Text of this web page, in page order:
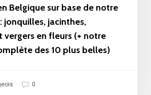
Belgique sur base de notre
jonquilles, jacinthes,
en fleurs (+ notre
des 10 plus belles)
0